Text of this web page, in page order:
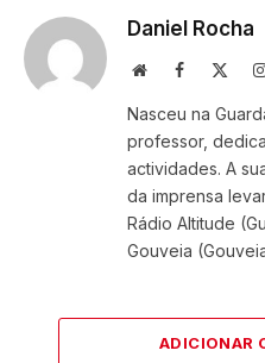
Daniel Rocha
WebsiteFacebook
Nasceu na
professor,
actividades. A
da imprensa
Rádio Altitude
Gouveia
ADICIONAR